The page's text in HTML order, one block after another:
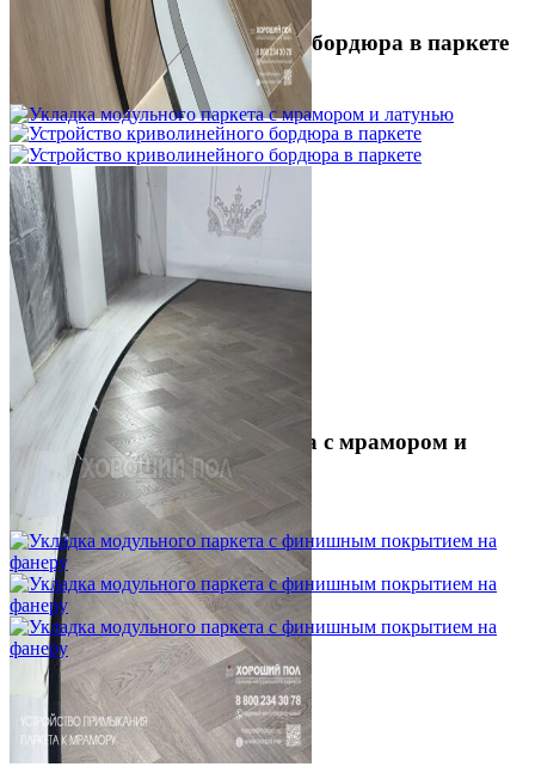
Устройство криволинейного бордюра в паркете
Укладка модульного паркета с мрамором и
латунью
3 500 ₽